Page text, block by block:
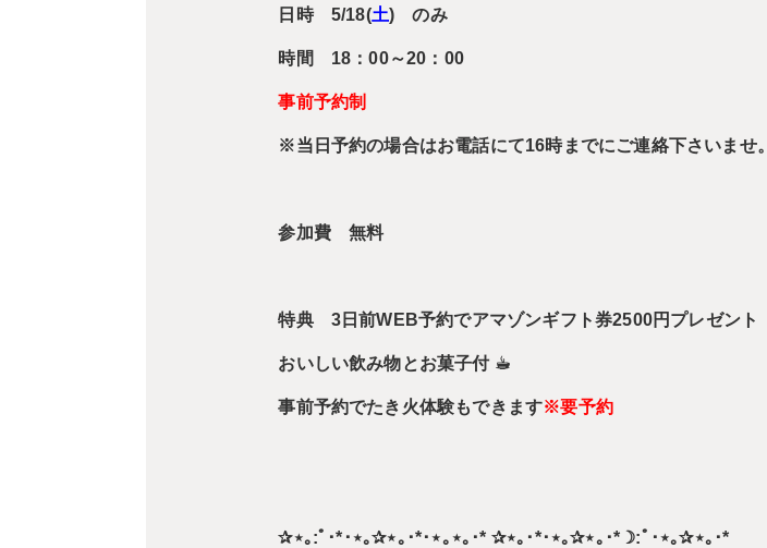
日時 5/18(土) のみ
時間 18：00～20：00
事前予約制
※当日予約の場合はお電話にて16時までにご連絡下さいませ。
参加費 無料
特典 3日前WEB予約でアマゾンギフト券2500円プレゼント
おいしい飲み物とお菓子付 ☕︎
事前予約でたき火体験もできます※要予約
✰⋆｡:ﾟ･*･⋆｡✰⋆｡･*･⋆｡⋆｡･* ✰⋆｡･*･⋆｡✰⋆｡･*☽:ﾟ･⋆｡✰⋆｡･*